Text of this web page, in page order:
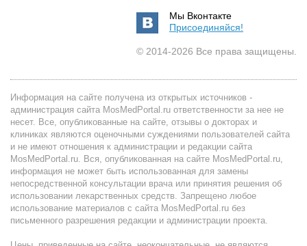
Мы Вконтакте
Присоединяйся!
© 2014-2026 Все права защищены.
Информация на сайте получена из открытых источников -
администрация сайта MosMedPortal.ru ответственности за нее не
несет. Все, опубликованные на сайте, отзывы о докторах и
клиниках являются оценочными суждениями пользователей сайта
и не имеют отношения к администрации и редакции сайта
MosMedPortal.ru. Вся, опубликованная на сайте MosMedPortal.ru,
информация не может быть использованная для замены
непосредственной консультации врача или принятия решения об
использовании лекарственных средств. Запрещено любое
использование материалов с сайта MosMedPortal.ru без
письменного разрешения редакции и администрации проекта.